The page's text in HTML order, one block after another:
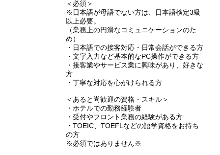
＜必須＞
※日本語が母語でない方は、日本語検定3級
以上必要。
（業務上の円滑なコミュニケーションのた
め）
・日本語での接客対応・日常会話ができる方
・文字入力など基本的なPC操作ができる方
・接客業やサービス業に興味があり、好きな
方
・丁寧な対応を心がけられる方
＜あると尚歓迎の資格・スキル＞
・ホテルでの勤務経験者
・受付やフロント業務の経験がある方
・TOEIC、TOEFLなどの語学資格をお持ち
の方
※必須ではありません※